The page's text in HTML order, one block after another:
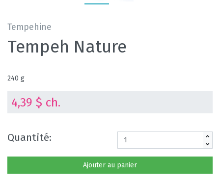
Tempehine
Tempeh Nature
240 g
4,39 $ ch.
Quantité:
Ajouter au panier